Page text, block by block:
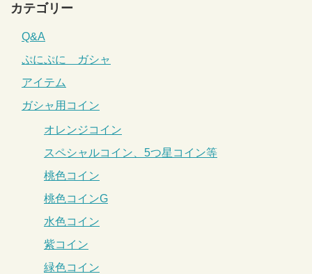
カテゴリー
Q&A
ぷにぷに ガシャ
アイテム
ガシャ用コイン
オレンジコイン
スペシャルコイン、5つ星コイン等
桃色コイン
桃色コインG
水色コイン
紫コイン
緑色コイン